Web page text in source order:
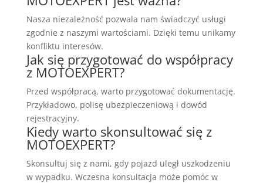
Nasza niezależność pozwala nam świadczyć usługi
zgodnie z naszymi wartościami. Dzięki temu unikamy
konfliktu interesów.
Jak się przygotować do współpracy
z MOTOEXPERT?
Przed współpracą, warto przygotować dokumentację.
Przykładowo, polisę ubezpieczeniową i dowód
rejestracyjny.
Kiedy warto skonsultować się z
MOTOEXPERT?
Skonsultuj się z nami, gdy pojazd uległ uszkodzeniu
w wypadku. Wczesna konsultacja może pomóc w